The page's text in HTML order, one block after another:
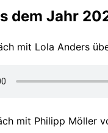
dem Jahr
mit Lola Anders
mit Philipp Möller